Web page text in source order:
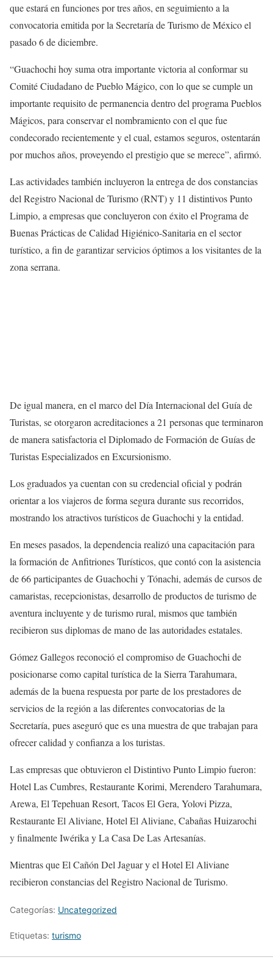
que estará en funciones por tres años, en seguimiento a la
convocatoria emitida por la Secretaría de Turismo de México el
pasado 6 de diciembre.
“Guachochi hoy suma otra importante victoria al conformar su
Comité Ciudadano de Pueblo Mágico, con lo que se cumple un
importante requisito de permanencia dentro del programa Pueblos
Mágicos, para conservar el nombramiento con el que fue
condecorado recientemente y el cual, estamos seguros, ostentarán
por muchos años, proveyendo el prestigio que se merece”, afirmó.
Las actividades también incluyeron la entrega de dos constancias
del Registro Nacional de Turismo (RNT) y 11 distintivos Punto
Limpio, a empresas que concluyeron con éxito el Programa de
Buenas Prácticas de Calidad Higiénico-Sanitaria en el sector
turístico, a fin de garantizar servicios óptimos a los visitantes de la
zona serrana.
De igual manera, en el marco del Día Internacional del Guía de
Turistas, se otorgaron acreditaciones a 21 personas que terminaron
de manera satisfactoria el Diplomado de Formación de Guías de
Turistas Especializados en Excursionismo.
Los graduados ya cuentan con su credencial oficial y podrán
orientar a los viajeros de forma segura durante sus recorridos,
mostrando los atractivos turísticos de Guachochi y la entidad.
En meses pasados, la dependencia realizó una capacitación para
la formación de Anfitriones Turísticos, que contó con la asistencia
de 66 participantes de Guachochi y Tónachi, además de cursos de
camaristas, recepcionistas, desarrollo de productos de turismo de
aventura incluyente y de turismo rural, mismos que también
recibieron sus diplomas de mano de las autoridades estatales.
Gómez Gallegos reconoció el compromiso de Guachochi de
posicionarse como capital turística de la Sierra Tarahumara,
además de la buena respuesta por parte de los prestadores de
servicios de la región a las diferentes convocatorias de la
Secretaría, pues aseguró que es una muestra de que trabajan para
ofrecer calidad y confianza a los turistas.
Las empresas que obtuvieron el Distintivo Punto Limpio fueron:
Hotel Las Cumbres, Restaurante Korimi, Merendero Tarahumara,
Arewa, El Tepehuan Resort, Tacos El Gera, Yolovi Pizza,
Restaurante El Aliviane, Hotel El Aliviane, Cabañas Huizarochi
y finalmente Iwérika y La Casa De Las Artesanías.
Mientras que El Cañón Del Jaguar y el Hotel El Aliviane
recibieron constancias del Registro Nacional de Turismo.
Categorías: Uncategorized
Etiquetas: turismo